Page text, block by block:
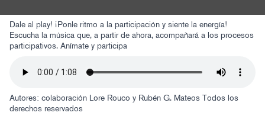
Dale al play! ¡Ponle ritmo a la participación y siente la energía!
Escucha la música que, a partir de ahora, acompañará a los procesos
participativos. Anímate y participa
Autores: colaboración Lore Rouco y Rubén G. Mateos Todos los
derechos reservados